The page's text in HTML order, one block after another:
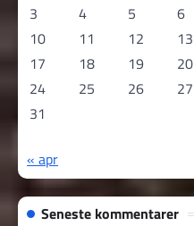
3
4 5 6
10
11 12 13
17
18 19 20
24
25 26 27
31
« apr
Seneste kommentarer